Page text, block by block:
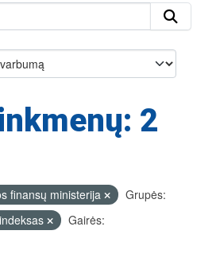
2
finansų ministerija
Grupės:
Gairės: